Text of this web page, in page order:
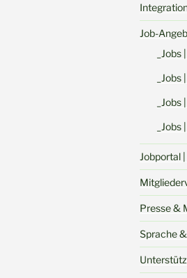
Job-
Jobportal
Presse &
Sprache